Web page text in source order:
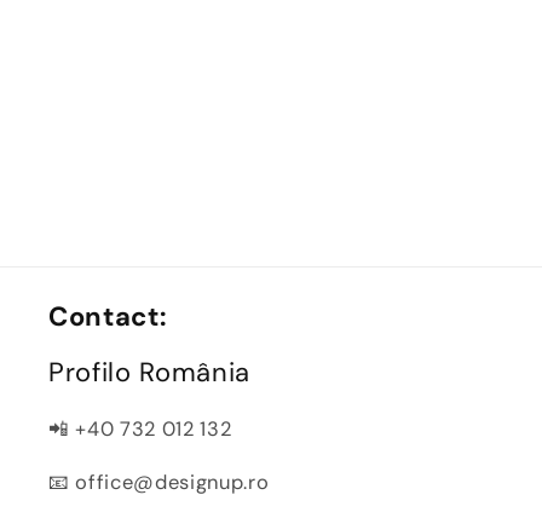
Contact:
Profilo România
📲 +40 732 012 132
📧 office@designup.ro